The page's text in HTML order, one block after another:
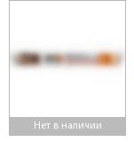
Нет в наличии